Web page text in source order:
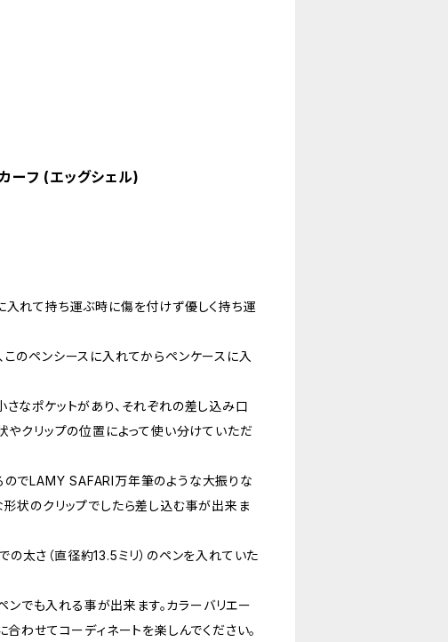
ーフ (エッグシェル)
れて持ち運ぶ時に傷を付けず優しく持ち運
のペンシースに入れてからペンケースに入
なポケットがあり、それぞれの差し込み口
やクリップの位置によって使い分けていただ
のでLAMY SAFARI万年筆のような大振りな
状のクリップでしたら差し込む事が出来ま
太さ（直径約13.5ミリ）のペンを入れていた
でも入れる事が出来ます。カラーバリエー
わせてコーディネートを楽しんでください。